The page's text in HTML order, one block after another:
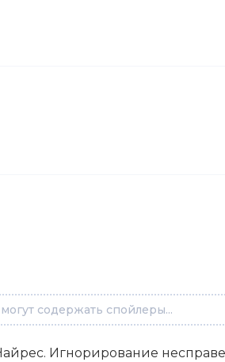
содержать спойлеры...
Игнорирование